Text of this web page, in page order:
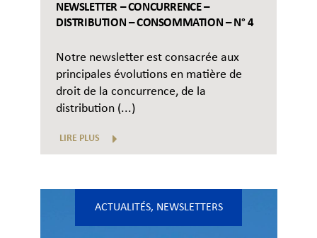
NEWSLETTER – CONCURRENCE –
DISTRIBUTION – CONSOMMATION – N° 4
Notre newsletter est consacrée aux
principales évolutions en matière de
droit de la concurrence, de la
distribution (...)
LIRE PLUS
ACTUALITÉS, NEWSLETTERS